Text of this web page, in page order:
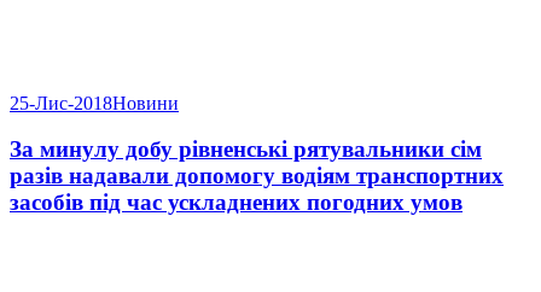
25-Лис-2018Новини
За минулу добу рівненські рятувальники сім
разів надавали допомогу водіям транспортних
засобів під час ускладнених погодних умов